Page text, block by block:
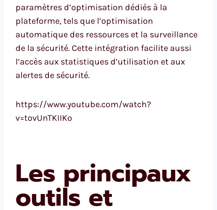
paramètres d’optimisation dédiés à la
plateforme, tels que l’optimisation
automatique des ressources et la surveillance
de la sécurité. Cette intégration facilite aussi
l’accès aux statistiques d’utilisation et aux
alertes de sécurité.
https://www.youtube.com/watch?
v=tovUnTKIIKo
Les principaux
outils et